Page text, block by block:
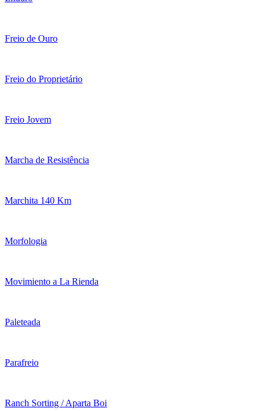
Freio de Ouro
Freio do Proprietário
Freio Jovem
Marcha de Resistência
Marchita 140 Km
Morfologia
Movimiento a La Rienda
Paleteada
Parafreio
Ranch Sorting / Aparta Boi